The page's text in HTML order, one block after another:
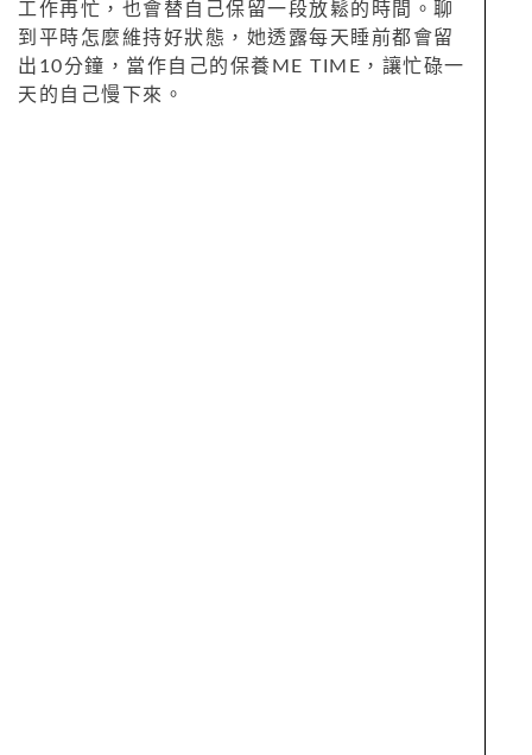
工作再忙，也會替自己保留一段放鬆的時間。聊
到平時怎麼維持好狀態，她透露每天睡前都會留
出10分鐘，當作自己的保養ME TIME，讓忙碌一
天的自己慢下來。